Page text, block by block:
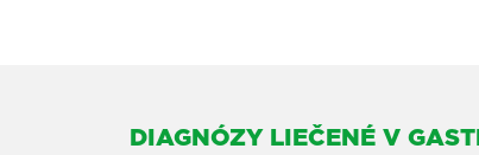
DIAGNÓZY LIEČENÉ V